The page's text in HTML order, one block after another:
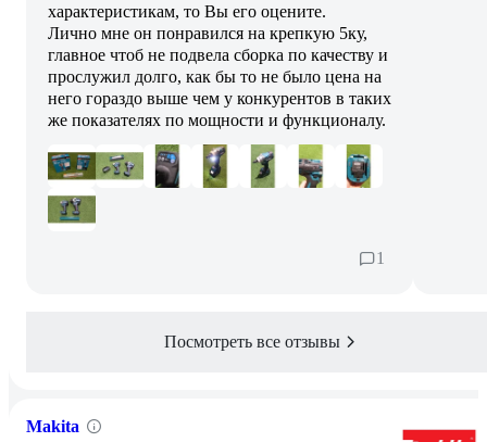
характеристикам, то Вы его оцените.
Лично мне он понравился на крепкую 5ку,
главное чтоб не подвела сборка по качеству и
прослужил долго, как бы то не было цена на
него гораздо выше чем у конкурентов в таких
же показателях по мощности и функционалу.
1
Посмотреть все отзывы
Makita